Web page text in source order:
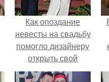
Как опоздание
невесты на свадьбу
помогло дизайнеру
открыть свой
бренд.